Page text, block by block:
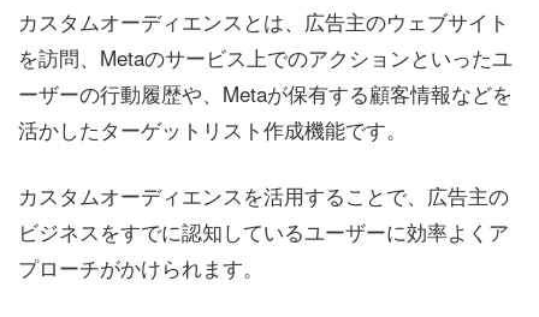
カスタムオーディエンスとは、広告主のウェブサイト
を訪問、Metaのサービス上でのアクションといったユ
ーザーの行動履歴や、Metaが保有する顧客情報などを
活かしたターゲットリスト作成機能です。
カスタムオーディエンスを活用することで、広告主の
ビジネスをすでに認知しているユーザーに効率よくア
プローチがかけられます。